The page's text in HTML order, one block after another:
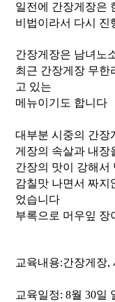
일전에 간장게장은
비법이라서 다시 진
간장게장은 남녀노
최근 간장게장 무한
고 있는
메뉴이기도 합니다
대부분 시중의 간장
게장의 속살과 내장
간장의 맛이 강해서
감칠맛 나면서 짜지
었습니다
부록으로 머우잎 장
교육내용:간장게장,
교육일정: 8월 30일